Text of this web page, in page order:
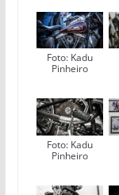
Foto: Kadu
Pinheiro
Foto: Kadu
Pinheiro